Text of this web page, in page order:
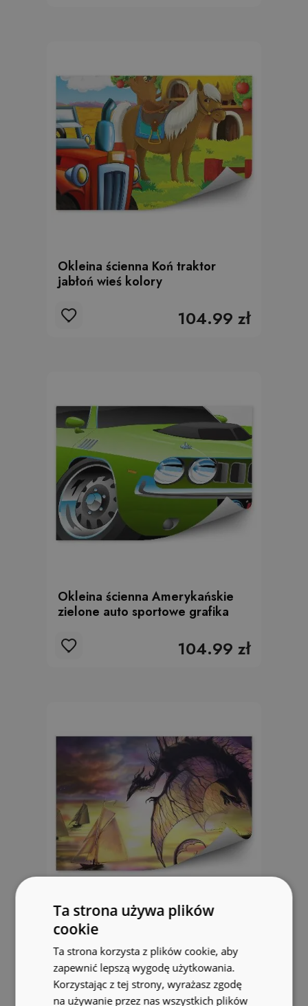
Okleina ścienna Koń traktor
jabłoń wieś kolory
104.99 zł
Okleina ścienna Amerykańskie
zielone auto sportowe grafika
104.99 zł
Fototapeta Smok przezroczyste
104.99 zł
Ta strona używa plików
cookie
Ta strona korzysta z plików cookie, aby
zapewnić lepszą wygodę użytkowania.
Korzystając z tej strony, wyrażasz zgodę
na używanie przez nas wszystkich plików